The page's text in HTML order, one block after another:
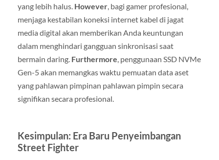
yang lebih halus. However, bagi gamer profesional,
menjaga kestabilan koneksi internet kabel di jagat
media digital akan memberikan Anda keuntungan
dalam menghindari gangguan sinkronisasi saat
bermain daring. Furthermore, penggunaan SSD NVMe
Gen-5 akan memangkas waktu pemuatan data aset
yang pahlawan pimpinan pahlawan pimpin secara
signifikan secara profesional.
Kesimpulan: Era Baru Penyeimbangan
Street Fighter